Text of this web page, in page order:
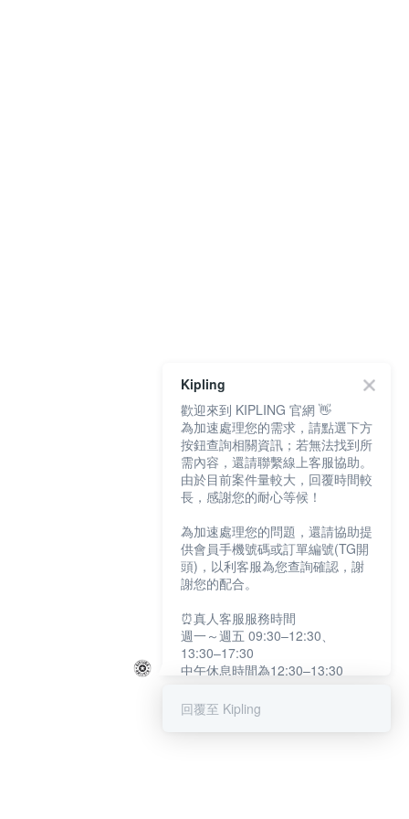
Kipling
歡迎來到 KIPLING 官網 👋
為加速處理您的需求，請點選下方
按鈕查詢相關資訊；若無法找到所
需內容，還請聯繫線上客服協助。
由於目前案件量較大，回覆時間較
長，感謝您的耐心等候！
為加速處理您的問題，還請協助提
供會員手機號碼或訂單編號(TG開
頭)，以利客服為您查詢確認，謝
謝您的配合。
⏰真人客服服務時間
週一～週五 09:30–12:30、
13:30–17:30
中午休息時間為12:30–13:30
提醒您：系統會自動已讀訊息，如
回覆至 Kipling